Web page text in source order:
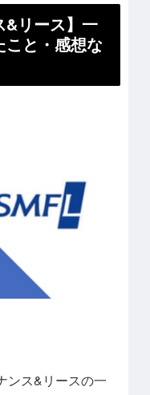
&リース】一
こと・感想な
ンス&リースの一